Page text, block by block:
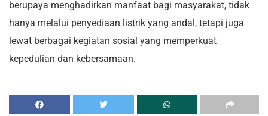
berupaya menghadirkan manfaat bagi masyarakat, tidak
hanya melalui penyediaan listrik yang andal, tetapi juga
lewat berbagai kegiatan sosial yang memperkuat
kepedulian dan kebersamaan.